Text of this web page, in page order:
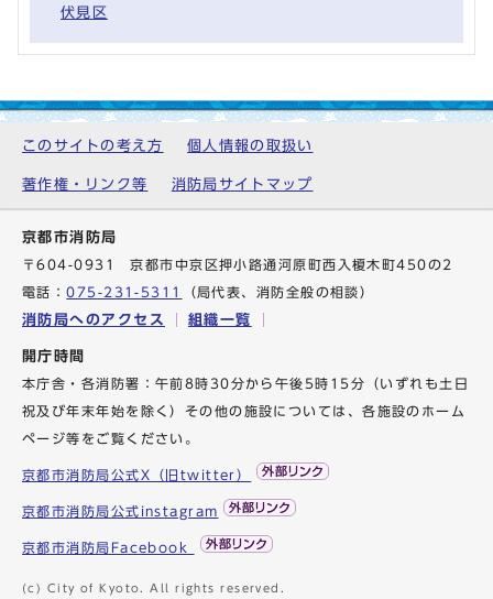
伏見区
このサイトの考え方 個人情報の取扱い
著作権・リンク等 消防局サイトマップ
京都市消防局
〒604-0931 京都市中京区押小路通河原町西入榎木町450の2
電話：075-231-5311 （局代表、消防全般の相談）
消防局へのアクセス 組織一覧
開庁時間
本庁舎・各消防署：午前8時30分から午後5時15分（いずれも土日
祝及び年末年始を除く）その他の施設については、各施設のホーム
ページ等をご覧ください。
京都市消防局公式X（旧twitter）
京都市消防局公式instagram
京都市消防局Facebook
(c) City of Kyoto. All rights reserved.